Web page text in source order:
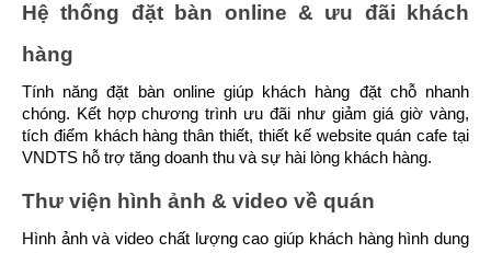
Hệ thống đặt bàn online & ưu đãi khách
hàng
Tính năng đặt bàn online giúp khách hàng đặt chỗ nhanh
chóng. Kết hợp chương trình ưu đãi như giảm giá giờ vàng,
tích điểm khách hàng thân thiết, thiết kế website quán cafe tại
VNDTS hỗ trợ tăng doanh thu và sự hài lòng khách hàng.
Thư viện hình ảnh & video về quán
Hình ảnh và video chất lượng cao giúp khách hàng hình dung